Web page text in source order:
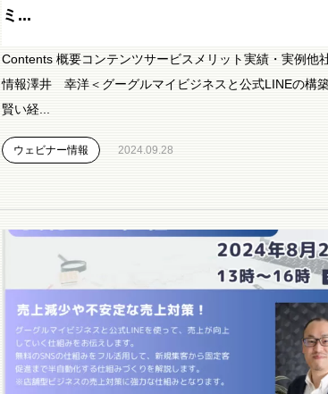
ミ...
Contents 概要コンテンツサービスメリット実績・実例他
情報澤井 幸洋＜グーグルマイビジネスと公式LINEの構
賢い経...
ウェビナー情報 2024.09.28